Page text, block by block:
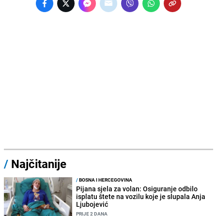
/ Najčitanije
/BOSNA I HERCEGOVINA
Pijana sjela za volan: Osiguranje odbilo
isplatu štete na vozilu koje je slupala Anja
Ljubojević
PRIJE 2 DANA